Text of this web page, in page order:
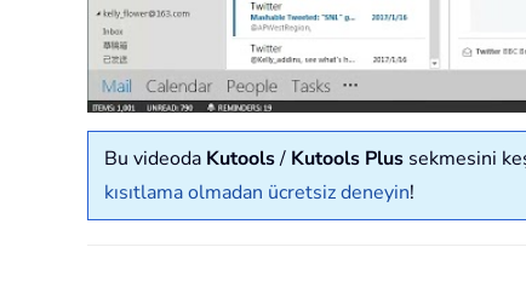
Bu videoda Kutools/ Kutools Plus sekmesini
kısıtlama olmadan ücretsiz deneyin!